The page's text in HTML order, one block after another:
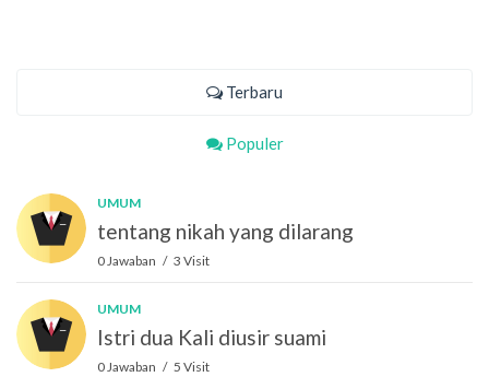
Terbaru
Populer
UMUM
tentang nikah yang dilarang
0 Jawaban / 3 Visit
UMUM
Istri dua Kali diusir suami
0 Jawaban / 5 Visit